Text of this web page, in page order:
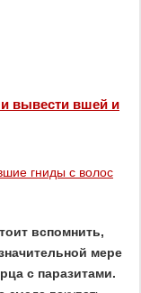
вывести вшей и
гниды с волос
вспомнить,
мере
с паразитами.